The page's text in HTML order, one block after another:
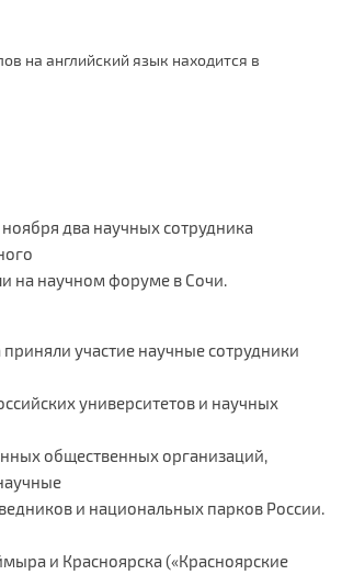
на английский язык находится в
ноября два научных сотрудника
на научном форуме в Сочи.
участие научные сотрудники
университетов и научных
общественных организаций,
и национальных парков России.
и Красноярска («Красноярские